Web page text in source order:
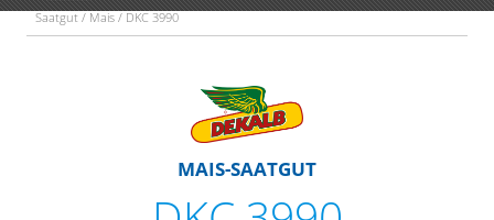
Saatgut / Mais / DKC 3990
MAIS-SAATGUT